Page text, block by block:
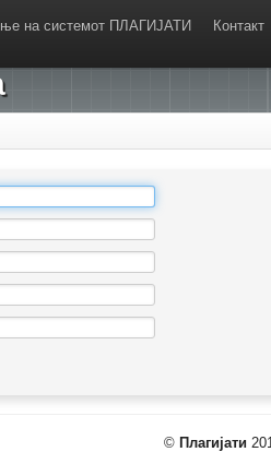
на системот ПЛАГИЈАТИ Контакт
© Плагијати